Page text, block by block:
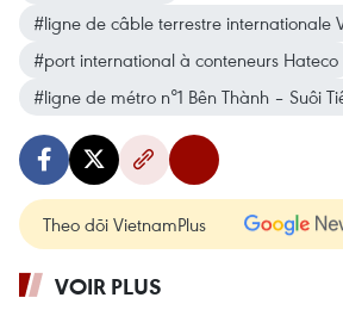
#ligne de câble terrestre internationale
#port international à conteneurs Hateco
#ligne de métro n°1 Bên Thành – Suôi
Theo dõi VietnamPlus
VOIR PLUS